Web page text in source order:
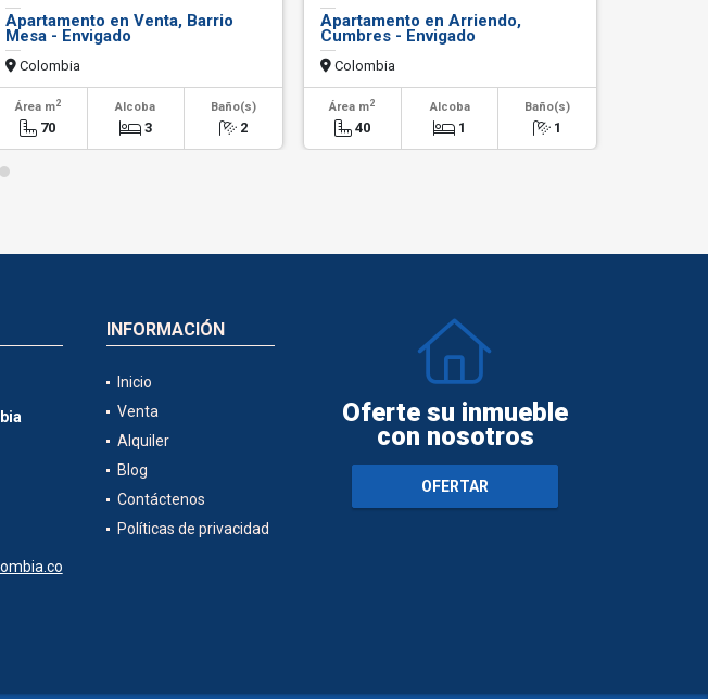
Apartamento en Venta, Barrio
Mesa - Envigado
Colombia
Área m2
70
Alcoba
3
Baño(s)
2
Apartamento en Arriendo,
Cumbres - Envigado
Colombia
Área m2
40
Alcoba
1
Baño(s)
1
INFORMACIÓN
Inicio
Venta
Alquiler
Blog
Contáctenos
Políticas de privacidad
Oferte su inmueble
con nosotros
OFERTAR